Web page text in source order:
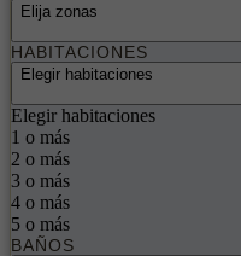
Elija zonas
HABITACIONES
Elegir habitaciones
Elegir habitaciones
1 o más
2 o más
3 o más
4 o más
5 o más
BAÑOS